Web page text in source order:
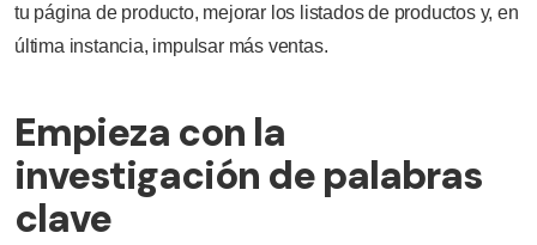
tu página de producto, mejorar los listados de productos y, en
última instancia, impulsar más ventas.
Empieza con la
investigación de palabras
clave